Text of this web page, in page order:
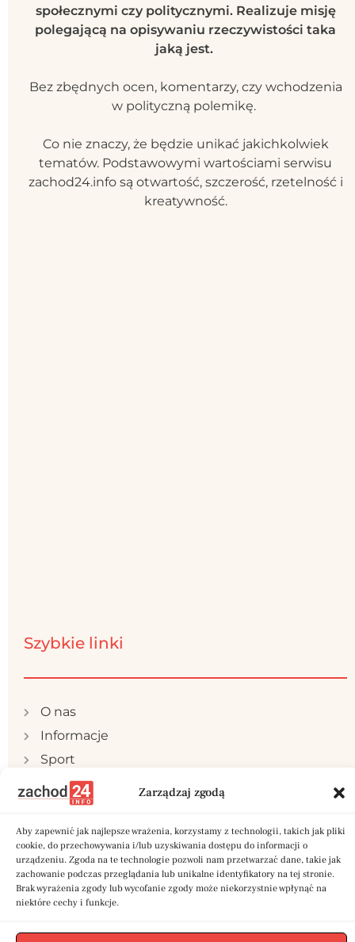
Zarządzaj zgodą
Aby zapewnić jak najlepsze wrażenia, korzystamy z technologii, takich jak pliki
cookie, do przechowywania i/lub uzyskiwania dostępu do informacji o
urządzeniu. Zgoda na te technologie pozwoli nam przetwarzać dane, takie jak
zachowanie podczas przeglądania lub unikalne identyfikatory na tej stronie.
Brak wyrażenia zgody lub wycofanie zgody może niekorzystnie wpłynąć na
niektóre cechy i funkcje.
społecznymi czy politycznymi. Realizuje misję
polegającą na opisywaniu rzeczywistości taka
jaką jest.
Bez zbędnych ocen, komentarzy, czy wchodzenia
w polityczną polemikę.
Co nie znaczy, że będzie unikać jakichkolwiek
tematów. Podstawowymi wartościami serwisu
zachod24.info są otwartość, szczerość, rzetelność i
kreatywność.
Szybkie linki
O nas
Informacje
Sport
Publicystyka
Samorząd
Polityka prywatności
Reklama
Kontakt